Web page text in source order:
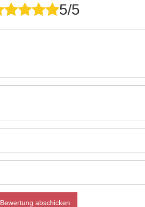
5/5
Bewertung abschicken